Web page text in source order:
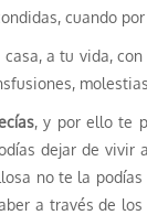
cuando
a tu vida,
, y por ello te
dejar de
no te la
a través de los